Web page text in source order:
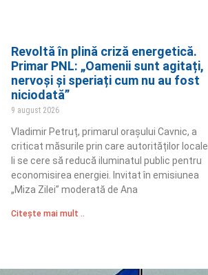
Revoltă în plină criză energetică.
Primar PNL: „Oamenii sunt agitați,
nervoși și speriați cum nu au fost
niciodată”
9 august 2026
Vladimir Petruț, primarul orașului Cavnic, a
criticat măsurile prin care autorităților locale
li se cere să reducă iluminatul public pentru
economisirea energiei. Invitat în emisiunea
„Miza Zilei” moderată de Ana
Citește mai mult ..